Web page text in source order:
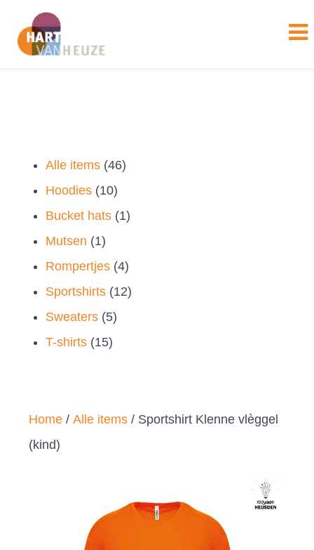
Alle items 4646
Hoodies 1010
producten
Bucket hats 11
Mutsen 11
product
Rompertjes 44
producten
Sportshirts 1212
Sweaters 55
T-shirts 1515
Home / Alle items / Sportshirt Klenne vlèggel
(kind)